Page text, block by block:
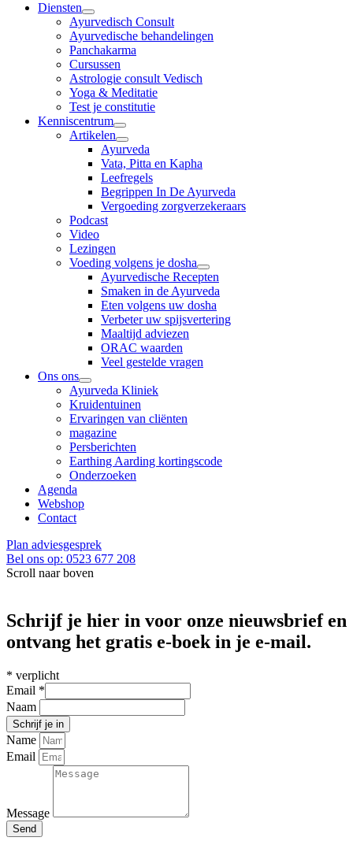
Diensten
Ayurvedisch Consult
Ayurvedische behandelingen
Panchakarma
Cursussen
Astrologie consult Vedisch
Yoga & Meditatie
Test je constitutie
Kenniscentrum
Artikelen
Ayurveda
Vata, Pitta en Kapha
Leefregels
Begrippen In De Ayurveda
Vergoeding zorgverzekeraars
Podcast
Video
Lezingen
Voeding volgens je dosha
Ayurvedische Recepten
Smaken in de Ayurveda
Eten volgens uw dosha
Verbeter uw spijsvertering
Maaltijd adviezen
ORAC waarden
Veel gestelde vragen
Ons ons
Ayurveda Kliniek
Kruidentuinen
Ervaringen van cliënten
magazine
Persberichten
Earthing Aarding kortingscode
Onderzoeken
Agenda
Webshop
Contact
Plan adviesgesprek
Bel ons op: 0523 677 208
Scroll naar boven
Schrijf je hier in voor onze nieuwsbrief en
ontvang het gratis e-boek in je e-mail.
* verplicht
Email *
Naam
Name
Email
Message
Send